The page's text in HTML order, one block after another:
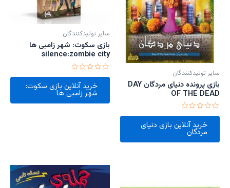
سایر تولیدکنندگان
بازی پرونده دنیای مردگان DAY
OF THE DEAD
امتیاز
خرید آنلاین بازی دنیای
مردگان
سایر تولیدکنندگان
بازی سکوت: شهر زامبی ها
silence:zombie city
امتیاز
خرید آنلاین بازی سکوت:
شهر زامبی ها